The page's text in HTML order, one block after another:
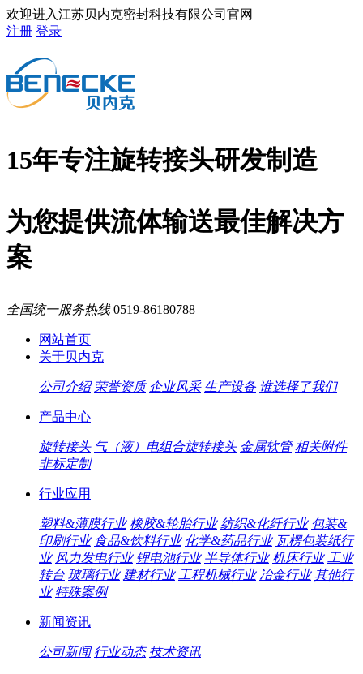
欢迎进入江苏贝内克密封科技有限公司官网
注册 登录
15年专注旋转接头研发制造
为您提供流体输送最佳解决方
案
全国统一服务热线0519-86180788
网站首页
关于贝内克
公司介绍 荣誉资质 企业风采 生产设备 谁选择了我们
产品中心
旋转接头 气（液）电组合旋转接头 金属软管 相关附件
非标定制
行业应用
塑料&薄膜行业 橡胶&轮胎行业 纺织&化纤行业 包装&
印刷行业 食品&饮料行业 化学&药品行业 瓦楞包装纸行
业 风力发电行业 锂电池行业 半导体行业 机床行业 工业
转台 玻璃行业 建材行业 工程机械行业 冶金行业 其他行
业 特殊案例
新闻资讯
公司新闻 行业动态 技术资讯